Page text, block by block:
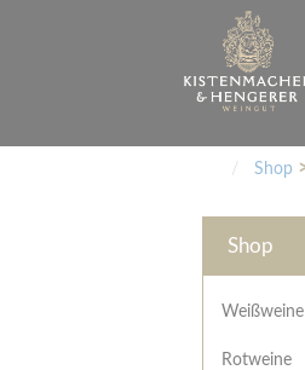
Shop
Shop
Weißweine
Rotweine